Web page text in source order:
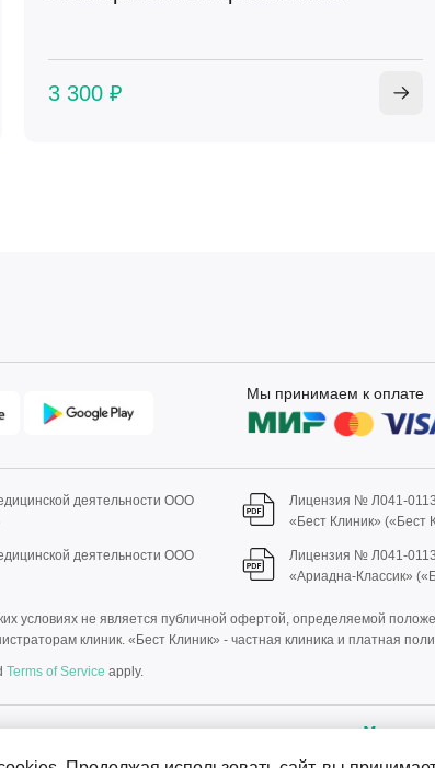
3 300 ₽
Мы принимаем к оплате
деятельности ООО
Лицензия № Л041-
«Бест Клиник»
деятельности ООО
Лицензия № Л041-
«Ариадна-Классик»
условиях не является публичной офертой, определяемой
клиник. «Бест Клиник» - частная клиника и платная
Terms of Service apply.